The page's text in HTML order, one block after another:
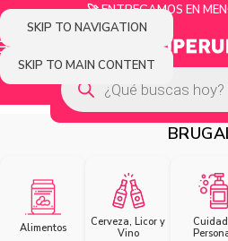
SKIP TO NAVIGATION
SKIP TO MAIN CONTENT
🚀 ENTREGAMOS EN
Alimentos
Cerveza, Licor y
Vino